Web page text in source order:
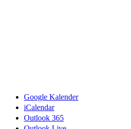
Google Kalender
iCalendar
Outlook 365